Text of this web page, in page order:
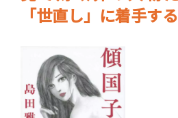
「世直し」に着手する